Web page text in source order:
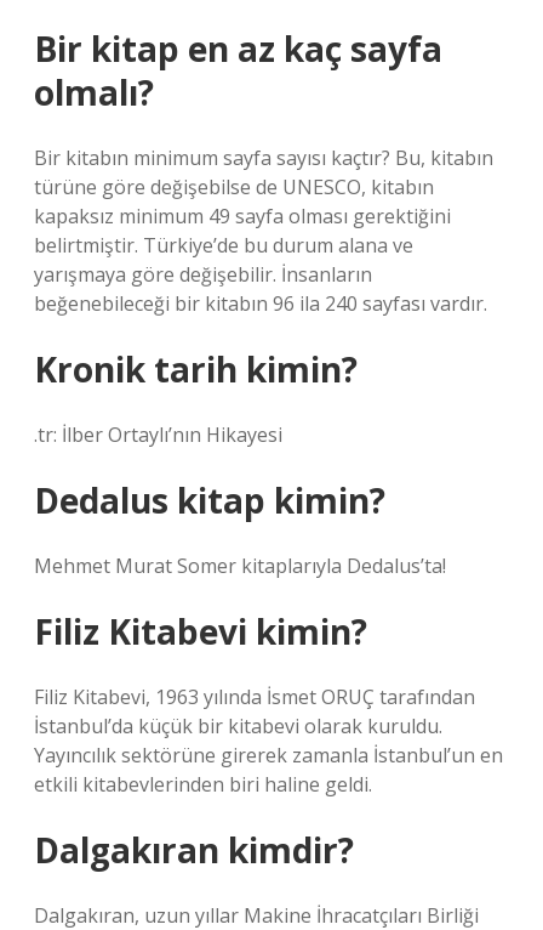
Bir kitap en az kaç sayfa
olmalı?
Bir kitabın minimum sayfa sayısı kaçtır? Bu, kitabın
türüne göre değişebilse de UNESCO, kitabın
kapaksız minimum 49 sayfa olması gerektiğini
belirtmiştir. Türkiye’de bu durum alana ve
yarışmaya göre değişebilir. İnsanların
beğenebileceği bir kitabın 96 ila 240 sayfası vardır.
Kronik tarih kimin?
.tr: İlber Ortaylı’nın Hikayesi
Dedalus kitap kimin?
Mehmet Murat Somer kitaplarıyla Dedalus’ta!
Filiz Kitabevi kimin?
Filiz Kitabevi, 1963 yılında İsmet ORUÇ tarafından
İstanbul’da küçük bir kitabevi olarak kuruldu.
Yayıncılık sektörüne girerek zamanla İstanbul’un en
etkili kitabevlerinden biri haline geldi.
Dalgakıran kimdir?
Dalgakıran, uzun yıllar Makine İhracatçıları Birliği